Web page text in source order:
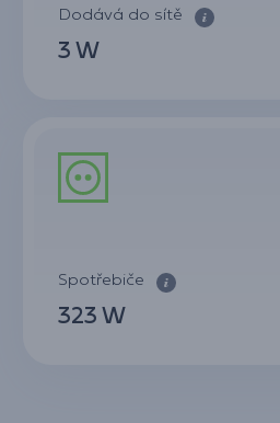
Dodává do sítě
3 W
Spotřebiče
323 W